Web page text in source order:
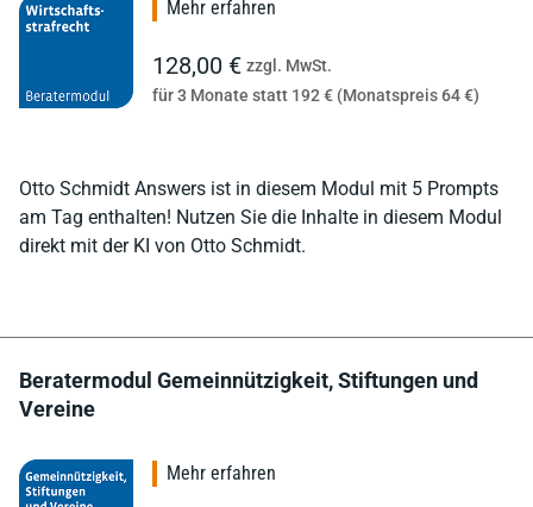
Otto Schmidt Answers ist in diesem Modul mit 5 Prompts
am Tag enthalten! Nutzen Sie die Inhalte in diesem Modul
direkt mit der KI von Otto Schmidt.
Mehr erfahren
128,00 € zzgl. MwSt.
für 3 Monate statt 192 € (Monatspreis 64 €)
Beratermodul Gemeinnützigkeit, Stiftungen und
Vereine
Mehr erfahren